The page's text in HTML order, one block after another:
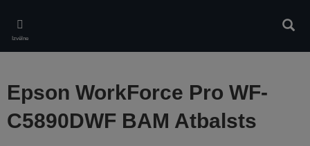
main
content
Izvēlne
Epson WorkForce Pro WF-
C5890DWF BAM Atbalsts